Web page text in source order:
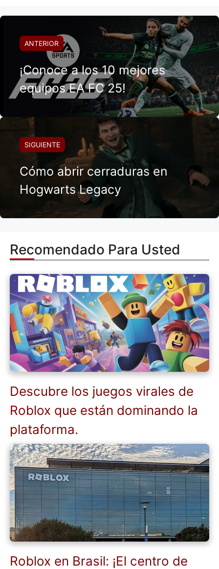
ANTERIOR
¡Conoce a los 10 mejores
equipos EA FC 25!
SIGUIENTE
Cómo abrir cerraduras en
Hogwarts Legacy
Recomendado Para Usted
Descubre los juegos virales de
Roblox que están dominando la
plataforma.
Roblox en Brasil: ¡El centro de